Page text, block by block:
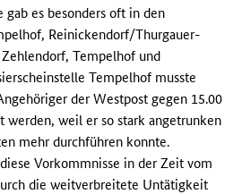
es besonders oft in den
Reinickendorf/Thurgauer-
Tempelhof und
Tempelhof musste
der Westpost gegen 15.00
werden, weil er so stark angetrunken
mehr durchführen konnte.
Vorkommnisse in der Zeit vom
die weitverbreitete Untätigkeit